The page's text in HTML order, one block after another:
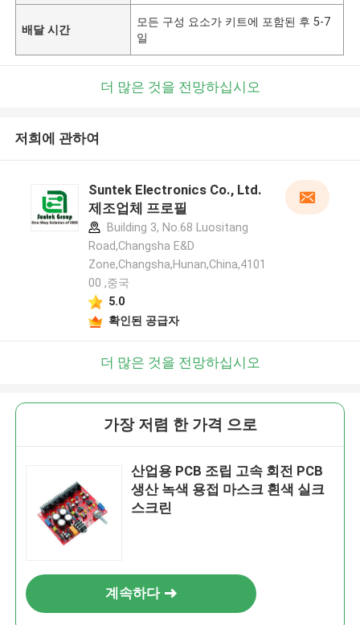
배달 시간
모든 구성 요소가 키트에 포함된 후 5-7
일
더 많은 것을 전망하십시오
저희에 관하여
Suntek Electronics Co., Ltd.
제조업체 프로필
Building 3, No.68 Luositang
Road,Changsha E&D
Zone,Changsha,Hunan,China,4101
00 ,중국
5.0
확인된 공급자
더 많은 것을 전망하십시오
가장 저렴 한 가격 으로
산업용 PCB 조립 고속 회전 PCB
생산 녹색 용접 마스크 흰색 실크
스크린
계속하다